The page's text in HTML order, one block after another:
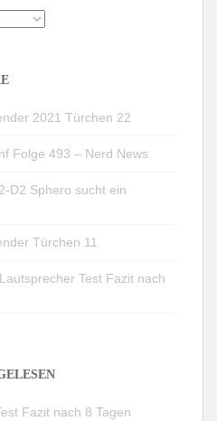
2021 Türchen 22
Folge 493 – Nerd News
D2 Sphero sucht ein
Türchen 11
Test Fazit nach
Fazit nach 8 Tagen